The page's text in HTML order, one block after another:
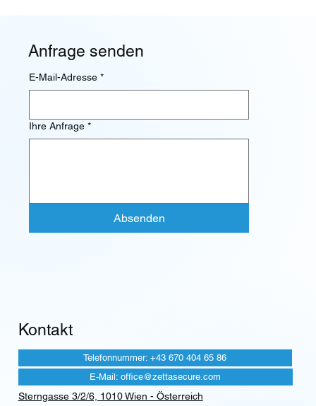
E-Mail-Adresse *
Ihre Anfrage *
Absenden
Anfrage senden
Kontakt
Telefonnummer: +43 670 404 65 86
E-Mail: office@zettasecure.com
Sterngasse 3/2/6, 1010 Wien - Österreich